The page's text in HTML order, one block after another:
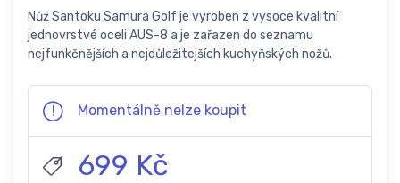
Nůž Santoku Samura Golf je vyroben z vysoce kvalitní
jednovrstvé oceli AUS-8 a je zařazen do seznamu
nejfunkčnějších a nejdůležitejších kuchyňských nožů.
Momentálně nelze koupit
699 Kč